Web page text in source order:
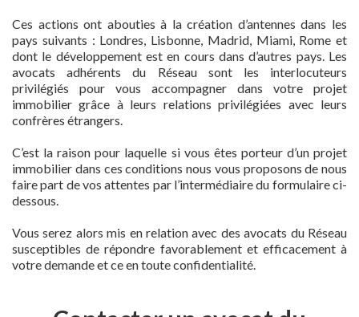
Ces actions ont abouties à la création d’antennes dans les
pays suivants : Londres, Lisbonne, Madrid, Miami, Rome et
dont le développement est en cours dans d’autres pays. Les
avocats adhérents du Réseau sont les interlocuteurs
privilégiés pour vous accompagner dans votre projet
immobilier grâce à leurs relations privilégiées avec leurs
confrères étrangers.
C’est la raison pour laquelle si vous êtes porteur d’un projet
immobilier dans ces conditions nous vous proposons de nous
faire part de vos attentes par l’intermédiaire du formulaire ci-
dessous.
Vous serez alors mis en relation avec des avocats du Réseau
susceptibles de répondre favorablement et efficacement à
votre demande et ce en toute confidentialité.